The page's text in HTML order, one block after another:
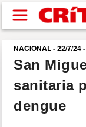
Pasar al
SUCESOS
NACIONAL - 22/7/24
San
sanitaria
dengue